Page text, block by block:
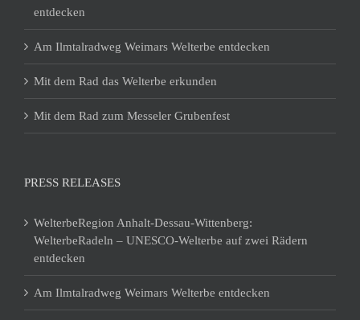
entdecken
Am Ilmtalradweg Weimars Welterbe entdecken
Mit dem Rad das Welterbe erkunden
Mit dem Rad zum Messeler Grubenfest
PRESS RELEASES
WelterbeRegion Anhalt-Dessau-Wittenberg:
WelterbeRadeln – UNESCO-Welterbe auf zwei Rädern
entdecken
Am Ilmtalradweg Weimars Welterbe entdecken